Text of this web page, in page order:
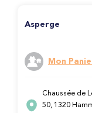
Asperge
Mon
Chaussée de
50, 1320